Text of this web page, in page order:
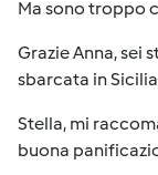
Ma sono troppo
Grazie Anna, sei
sbarcata in Sicilia
Stella, mi
buona